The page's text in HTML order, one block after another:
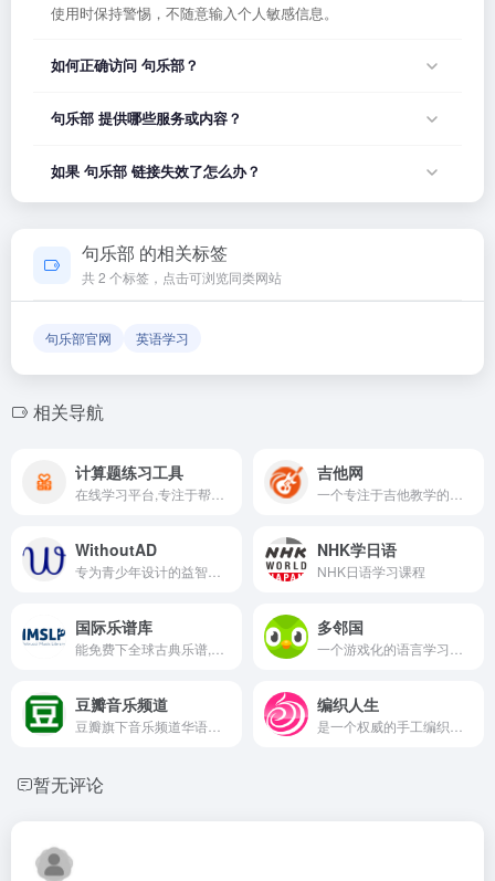
使用时保持警惕，不随意输入个人敏感信息。
如何正确访问 句乐部？
者在浏览器地址栏输入正确的网址。如果遇到无法访问的情
试。
句乐部 提供哪些服务或内容？
平台，致力于帮助用户发现和整理优质网站资源，具体网站的
内容与服务由该网站运营方负责。
如果 句乐部 链接失效了怎么办？
如果发现链接无法打开或内容已变更，您可以使用页面上的
确保导航链接的准确性和有效性。
句乐部 的相关标签
共 2 个标签，点击可浏览同类网站
句乐部官网 英语学习
相关导航
计算题练习工具 吉他网
WithoutAD NHK学日语
NHK日语学习课程
国际乐谱库 多邻国
豆瓣音乐频道 编织人生
暂无评论